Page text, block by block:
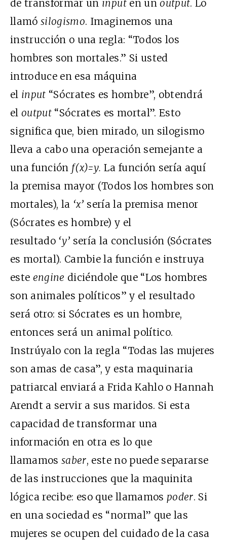
de transformar un inputen unoutput. Lo
llamósilogismo. Imaginemos una
instrucción o una regla: “Todos los
hombres son mortales.” Si usted
introduce en esa máquina
el input “Sócrates es hombre”, obtendrá
eloutput “Sócrates es mortal”. Esto
significa que, bien mirado, un silogismo
lleva a cabo una operación semejante a
una función f(x)=y. La función sería aquí
la premisa mayor (Todos los hombres son
mortales), la ‘x’ sería la premisa menor
(Sócrates es hombre) y el
resultado ‘y’ sería la conclusión (Sócrates
es mortal). Cambie la función e instruya
este engine diciéndole que “Los hombres
son animales políticos” y el resultado
será otro: si Sócrates es un hombre,
entonces será un animal político.
Instrúyalo con la regla “Todas las mujeres
son amas de casa”, y esta maquinaria
patriarcal enviará a Frida Kahlo o Hannah
Arendt a servir a sus maridos. Si esta
capacidad de transformar una
información en otra es lo que
llamamossaber, este no puede separarse
de las instrucciones que la maquinita
lógica recibe: eso que llamamos poder. Si
en una sociedad es “normal” que las
mujeres se ocupen del cuidado de la casa